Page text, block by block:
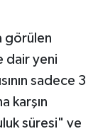
görülen
dair yeni
sadece 3
karşın
süresi" ve